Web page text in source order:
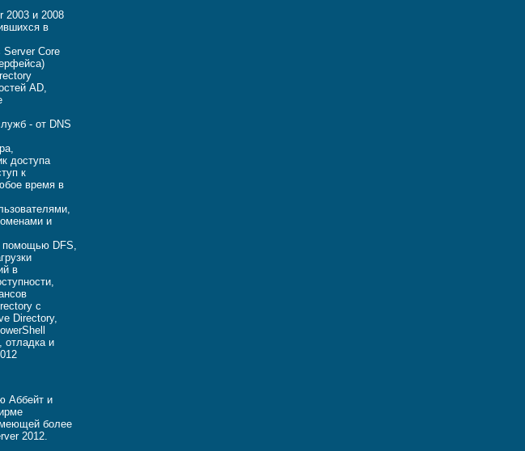
2003 и 2008
в
Server Core
AD,
- от DNS
доступа
к
время в
и
помощью DFS,
в
с
Directory,
отладка и
Аббейт и
более
2012.